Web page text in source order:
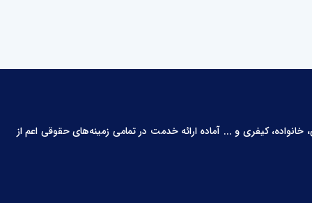
کیفری و ... آماده ارائه خدمت در تمامی زمینه‌های حقوقی اعم از